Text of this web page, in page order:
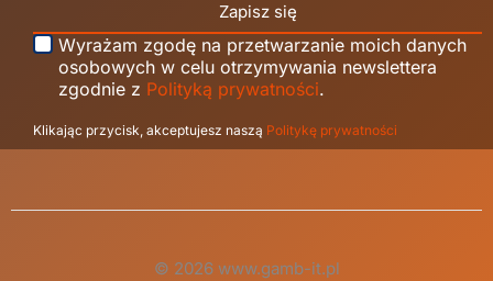
Zapisz się
Wyrażam zgodę na przetwarzanie moich danych
osobowych w celu otrzymywania newslettera
zgodnie z Polityką prywatności.
Klikając przycisk, akceptujesz naszą Politykę prywatności
© 2026 www.gamb-it.pl